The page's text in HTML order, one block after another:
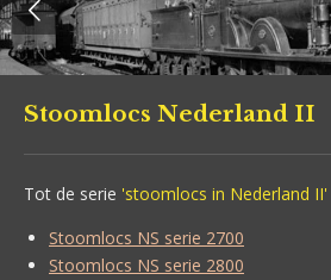
Stoomlocs Nederland II
Tot de serie 'stoomlocs in Nederland II'
Stoomlocs NS serie 2700
Stoomlocs NS serie 2800